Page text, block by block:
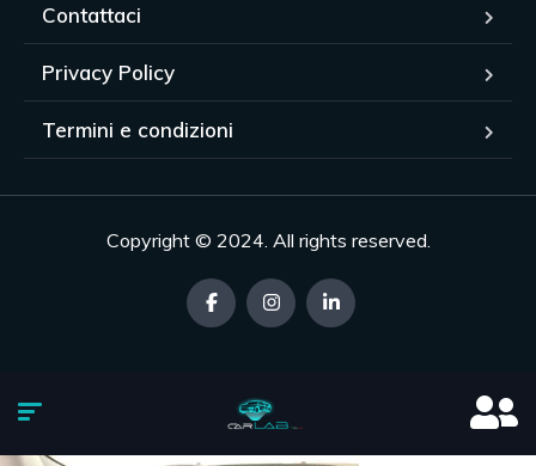
Contattaci
Privacy Policy
Termini e condizioni
Copyright © 2024. All rights reserved.